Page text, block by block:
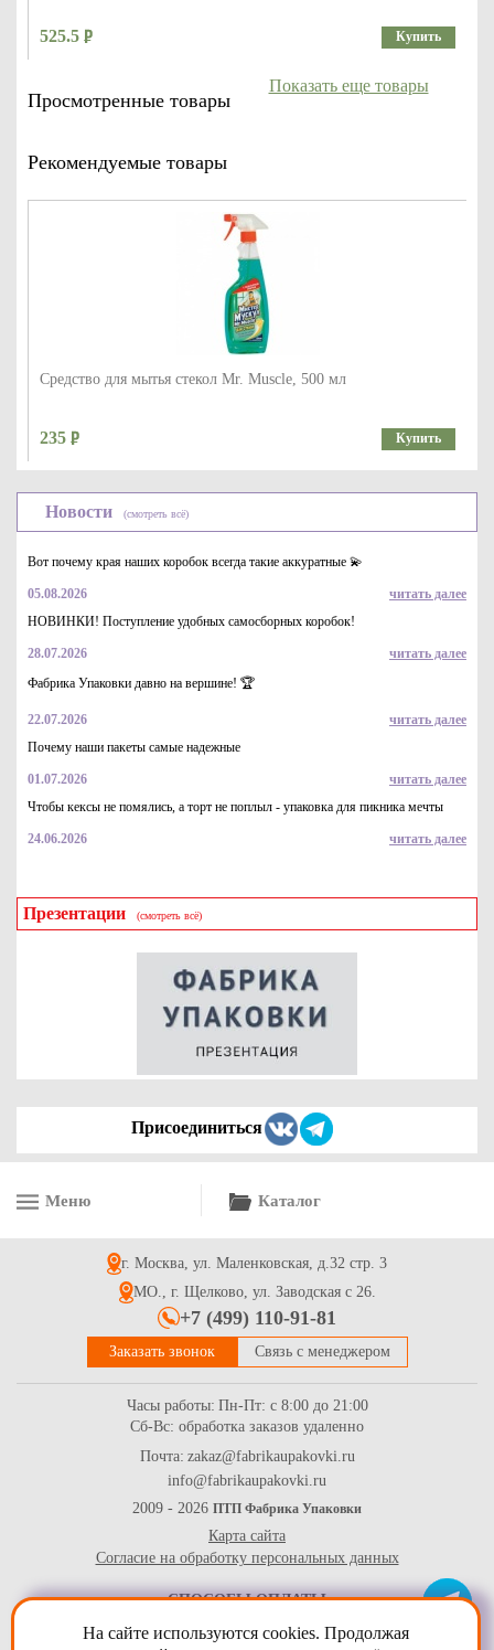
525.5 Купить
Просмотренные товары
Рекомендуемые товары
Средство для мытья стекол Mr. Muscle, 500 мл
235 Купить
Средство для мытья стекол ОКЕАНСКАЯ СВЕЖЕСТЬ
325 Купить
Средство для мытья стекол Chirton, 500 мл
Показать еще товары
Новости (смотреть всё)
Вот почему края наших коробок всегда такие аккуратные 💫
05.08.2026
читать далее
НОВИНКИ! Поступление удобных самосборных коробок!
28.07.2026
читать далее
Фабрика Упаковки давно на вершине! 🏆
22.07.2026
читать далее
Почему наши пакеты самые надежные
01.07.2026
читать далее
Чтобы кексы не помялись, а торт не поплыл - упаковка для пикника мечты
24.06.2026 читать далее
Презентации (смотреть всё)
Присоединиться
Меню Каталог
г. Москва, ул. Маленковская, д.32 стр. 3
МО., г. Щелково, ул. Заводская с 26.
+7 (499) 110-91-81
Заказать звонок Связь с менеджером
Часы работы: Пн-Пт: с 8:00 до 21:00
Сб-Вс: обработка заказов удаленно
Почта: zakaz@fabrikaupakovki.ru
info@fabrikaupakovki.ru
2009 - 2026 ПТП Фабрика Упаковки
Карта сайта
Согласие на обработку персональных данных
СПОСОБЫ ОПЛАТЫ
На сайте используются cookies. Продолжая